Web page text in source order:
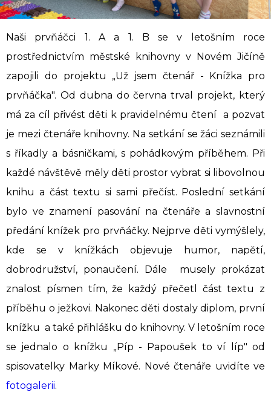
Naši prvňáčci 1. A a 1. B se v letošním roce
prostřednictvím městské knihovny v Novém Jičíně
zapojili do projektu „Už jsem čtenář - Knížka pro
prvňáčka". Od dubna do června trval projekt, který
má za cíl přivést děti k pravidelnému čtení a pozvat
je mezi čtenáře knihovny. Na setkání se žáci seznámili
s říkadly a básničkami, s pohádkovým příběhem. Při
každé návštěvě měly děti prostor vybrat si libovolnou
knihu a část textu si sami přečíst. Poslední setkání
bylo ve znamení pasování na čtenáře a slavnostní
předání knížek pro prvňáčky. Nejprve děti vymýšlely,
kde se v knížkách objevuje humor, napětí,
dobrodružství, ponaučení. Dále musely prokázat
znalost písmen tím, že každý přečetl část textu z
příběhu o ježkovi. Nakonec děti dostaly diplom, první
knížku a také přihlášku do knihovny. V letošním roce
se jednalo o knížku „Píp - Papoušek to ví líp" od
spisovatelky Marky Míkové. Nové čtenáře uvidíte ve
fotogalerii.